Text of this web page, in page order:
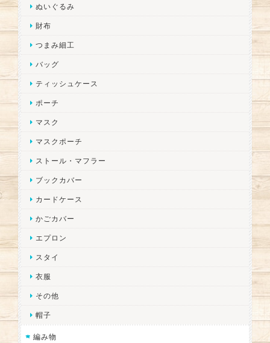
ぬいぐるみ
財布
つまみ細工
バッグ
ティッシュケース
ポーチ
マスク
マスクポーチ
ストール・マフラー
ブックカバー
カードケース
かごカバー
エプロン
スタイ
衣服
その他
帽子
編み物